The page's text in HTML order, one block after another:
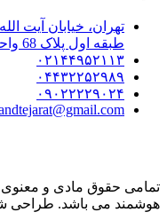
تهران، خیابان آیت
طبقه اول پلاک 68 واحد 107
۰۲۱۴۴۹۵۲۱۱۳
۰۴۴۳۲۲۵۲۹۸۹
۰۹۰۲۲۲۲۹۰۲۴
تمامی حقوق مادی و
هوشمند می باشد. طراحی